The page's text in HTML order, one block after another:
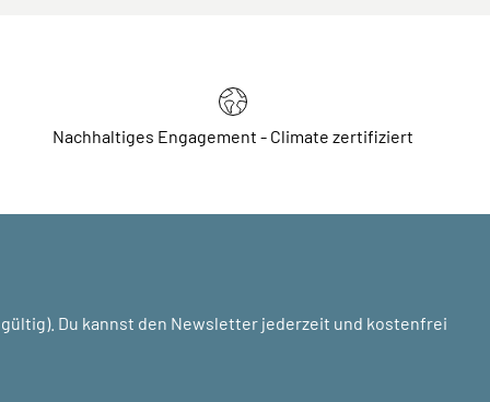
Nachhaltiges Engagement - Climate zertifiziert
Du kannst den Newsletter jederzeit und kostenfrei